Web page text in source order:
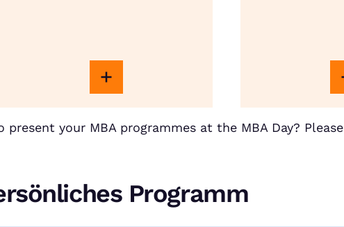
your MBA programmes at the MBA Day? Please
Programm